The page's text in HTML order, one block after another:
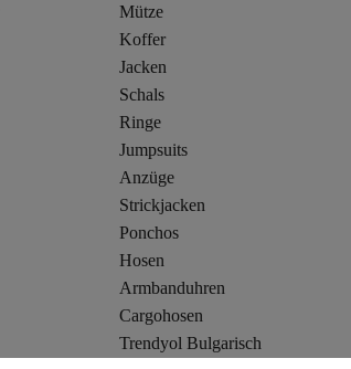
Mütze
Koffer
Jacken
Schals
Ringe
Jumpsuits
Anzüge
Strickjacken
Ponchos
Hosen
Armbanduhren
Cargohosen
Trendyol Bulgarisch